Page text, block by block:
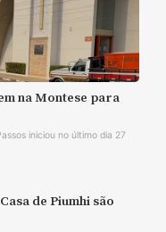
na Montese para
iniciou no último dia 27
de Piumhi são